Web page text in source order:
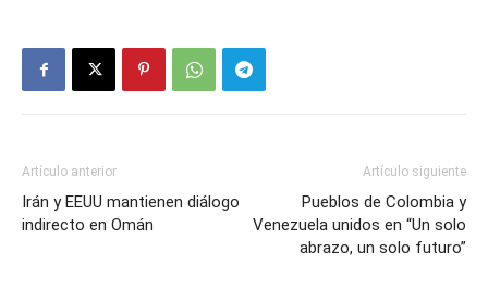
Artículo anterior
Irán y EEUU mantienen diálogo
indirecto en Omán
Artículo siguiente
Pueblos de Colombia y
Venezuela unidos en “Un solo
abrazo, un solo futuro”